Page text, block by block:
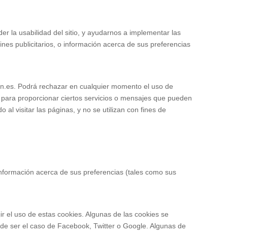
la usabilidad del sitio, y ayudarnos a implementar las
publicitarios, o información acerca de sus preferencias
Podrá rechazar en cualquier momento el uso de
proporcionar ciertos servicios o mensajes que pueden
al visitar las páginas, y no se utilizan con fines de
acerca de sus preferencias (tales como sus
el uso de estas cookies. Algunas de las cookies se
ser el caso de Facebook, Twitter o Google. Algunas de